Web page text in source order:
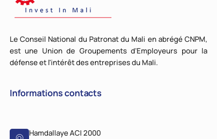
Le Conseil National du Patronat du Mali en abrégé CNPM,
est une Union de Groupements d'Employeurs pour la
défense et l'intérêt des entreprises du Mali.
Informations contacts
Hamdallaye ACI 2000